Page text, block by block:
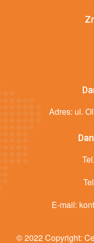
Adres: ul.
E-mail:
© 2022 Copyright: